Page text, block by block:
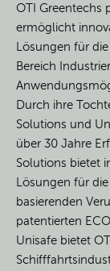
OTI Greentechs
ermöglicht
Lösungen für
Bereich
Durch ihre
Solutions und
über 30 Jahre
Solutions bietet
Lösungen für
basierenden
patentierten
Unisafe bietet